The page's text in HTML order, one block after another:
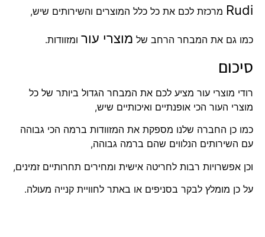
Rudi מרכזת לכם את כל כלל המוצרים והשירותים שיש,
כמו גם את המבחר הרחב של מוצרי עור ומזוודות.
סיכום
רודי מוצרי עור מציע לכם את המבחר הגדול ביותר של כל
מוצרי העור הכי אופנתיים ואיכותיים שיש,
כמו כן החברה שלנו מספקת את המזוודות ברמה הכי גבוהה
עם השירותים הנלווים שהם ברמה גבוהה,
וכן אפשרויות רבות לחריטה אישית ומחירים תחרותיים זמינים,
על כן מומלץ לבקר בסניפים או באתר לחוויית קנייה מעולה.